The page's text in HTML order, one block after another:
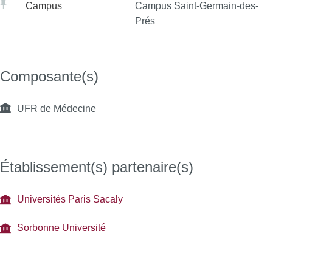
Campus
Campus Saint-Germain-des-
Prés
Composante(s)
UFR de Médecine
Établissement(s) partenaire(s)
Universités Paris Sacaly
Sorbonne Université